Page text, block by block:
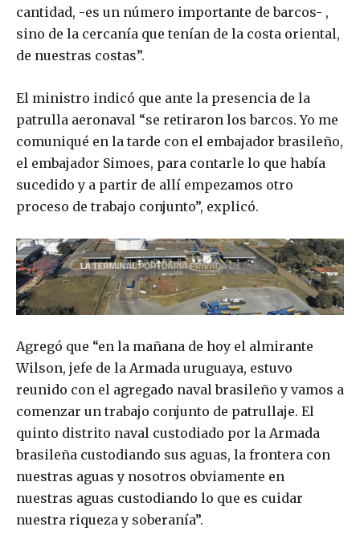
cantidad, -es un número importante de barcos- ,
sino de la cercanía que tenían de la costa oriental,
de nuestras costas”.
El ministro indicó que ante la presencia de la
patrulla aeronaval “se retiraron los barcos. Yo me
comuniqué en la tarde con el embajador brasileño,
el embajador Simoes, para contarle lo que había
sucedido y a partir de allí empezamos otro
proceso de trabajo conjunto”, explicó.
Agregó que “en la mañana de hoy el almirante
Wilson, jefe de la Armada uruguaya, estuvo
reunido con el agregado naval brasileño y vamos a
comenzar un trabajo conjunto de patrullaje. El
quinto distrito naval custodiado por la Armada
brasileña custodiando sus aguas, la frontera con
nuestras aguas y nosotros obviamente en
nuestras aguas custodiando lo que es cuidar
nuestra riqueza y soberanía”.